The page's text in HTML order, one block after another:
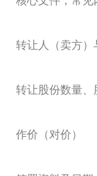
转让人（卖方
转让股份数量、
作价（对价）